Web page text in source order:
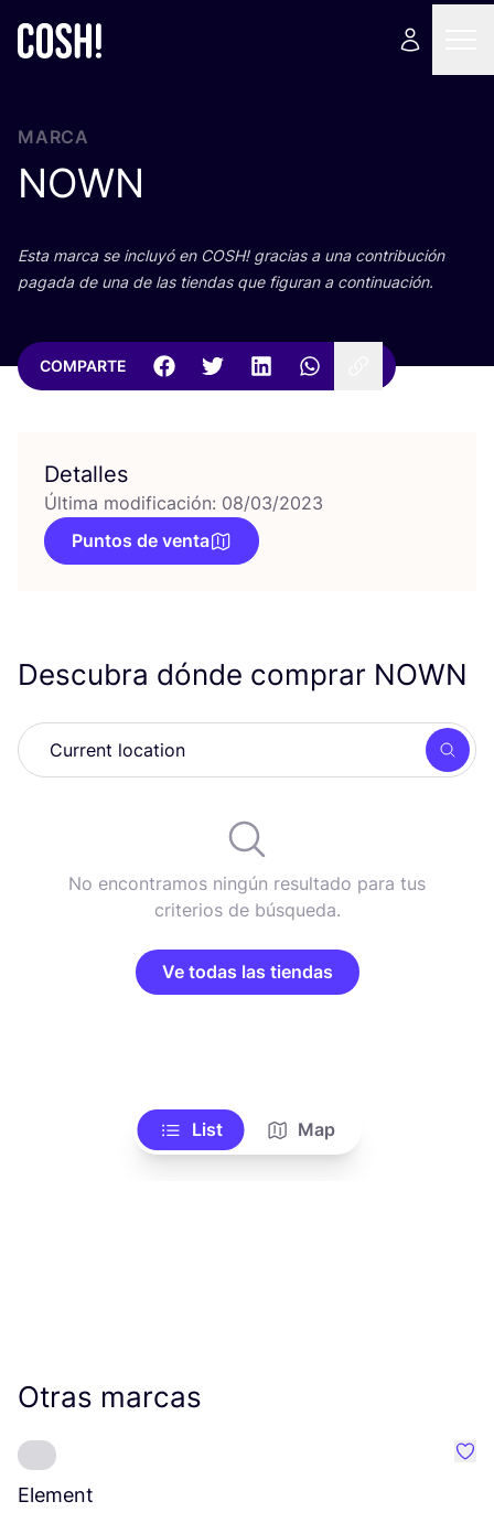
MARCA
NOWN
Esta mar­ca se inclu­yó en COSH! gra­cias a una con­tri­bu­ción
paga­da de una de las tien­das que figu­ran a continuación.
COMPARTE
Detalles
Última modificación: 08/03/2023
Puntos de venta
Descubra dónde comprar NOWN
No encontramos ningún resultado para tus
criterios de búsqueda.
Ve todas las tiendas
List Map
Otras marcas
Element